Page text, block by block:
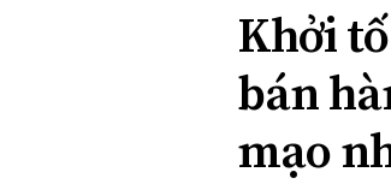
Chính sách
Đối thoại
Khởi
bán
mạo